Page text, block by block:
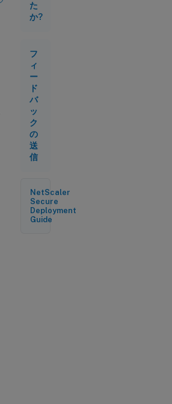
NetScaler
自己管理
関
連
情
報
クラ
ウド
での
VPX
ス
た
か?
フ
ィ
ー
ド
バ
ッ
ク
の
送
信
NetScaler
Secure
Deployment
Guide